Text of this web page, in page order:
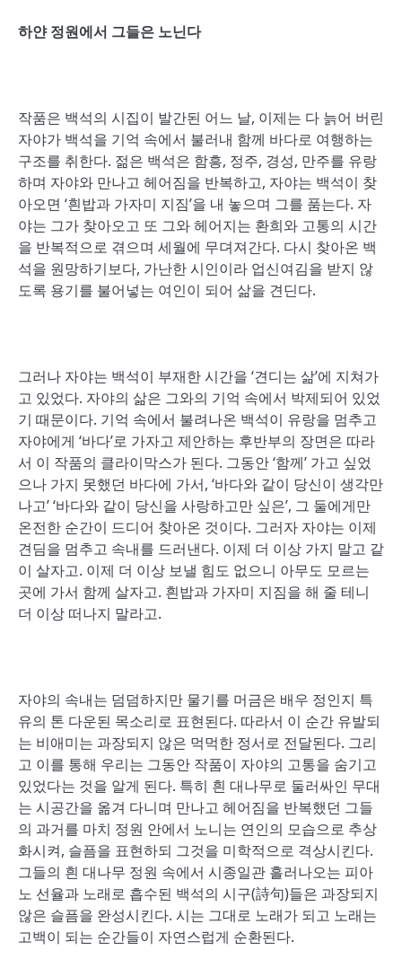
하얀 정원에서 그들은 노닌다
작품은 백석의 시집이 발간된 어느 날, 이제는 다 늙어 버린
자야가 백석을 기억 속에서 불러내 함께 바다로 여행하는
구조를 취한다. 젊은 백석은 함흥, 정주, 경성, 만주를 유랑
하며 자야와 만나고 헤어짐을 반복하고, 자야는 백석이 찾
아오면 ‘흰밥과 가자미 지짐’을 내 놓으며 그를 품는다. 자
야는 그가 찾아오고 또 그와 헤어지는 환희와 고통의 시간
을 반복적으로 겪으며 세월에 무뎌져간다. 다시 찾아온 백
석을 원망하기보다, 가난한 시인이라 업신여김을 받지 않
도록 용기를 불어넣는 여인이 되어 삶을 견딘다.
그러나 자야는 백석이 부재한 시간을 ‘견디는 삶’에 지쳐가
고 있었다. 자야의 삶은 그와의 기억 속에서 박제되어 있었
기 때문이다. 기억 속에서 불려나온 백석이 유랑을 멈추고
자야에게 ‘바다’로 가자고 제안하는 후반부의 장면은 따라
서 이 작품의 클라이막스가 된다. 그동안 ‘함께’ 가고 싶었
으나 가지 못했던 바다에 가서, ‘바다와 같이 당신이 생각만
나고’ ‘바다와 같이 당신을 사랑하고만 싶은’, 그 둘에게만
온전한 순간이 드디어 찾아온 것이다. 그러자 자야는 이제
견딤을 멈추고 속내를 드러낸다. 이제 더 이상 가지 말고 같
이 살자고. 이제 더 이상 보낼 힘도 없으니 아무도 모르는
곳에 가서 함께 살자고. 흰밥과 가자미 지짐을 해 줄 테니
더 이상 떠나지 말라고.
자야의 속내는 덤덤하지만 물기를 머금은 배우 정인지 특
유의 톤 다운된 목소리로 표현된다. 따라서 이 순간 유발되
는 비애미는 과장되지 않은 먹먹한 정서로 전달된다. 그리
고 이를 통해 우리는 그동안 작품이 자야의 고통을 숨기고
있었다는 것을 알게 된다. 특히 흰 대나무로 둘러싸인 무대
는 시공간을 옮겨 다니며 만나고 헤어짐을 반복했던 그들
의 과거를 마치 정원 안에서 노니는 연인의 모습으로 추상
화시켜, 슬픔을 표현하되 그것을 미학적으로 격상시킨다.
그들의 흰 대나무 정원 속에서 시종일관 흘러나오는 피아
노 선율과 노래로 흡수된 백석의 시구(詩句)들은 과장되지
않은 슬픔을 완성시킨다. 시는 그대로 노래가 되고 노래는
고백이 되는 순간들이 자연스럽게 순환된다.